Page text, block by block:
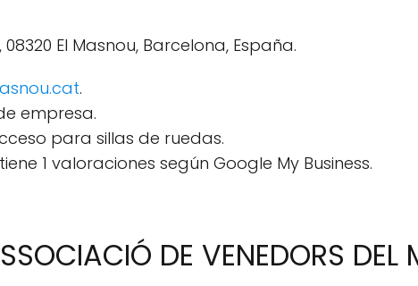
El Masnou, Barcelona, España.
.
empresa.
para sillas de ruedas.
1 valoraciones según Google My Business.
DE VENEDORS DEL